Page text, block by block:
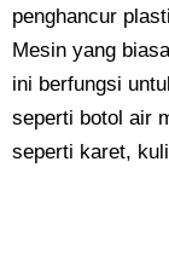
penghancur
Mesin yang
ini berfungsi
seperti botol air
seperti karet,